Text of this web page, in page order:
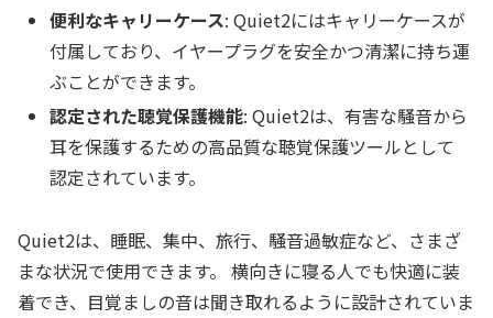
便利なキャリーケース: Quiet2にはキャリーケースが
付属しており、イヤープラグを安全かつ清潔に持ち運
ぶことができます。
認定された聴覚保護機能: Quiet2は、有害な騒音から
耳を保護するための高品質な聴覚保護ツールとして
認定されています。
Quiet2は、睡眠、集中、旅行、騒音過敏症など、さまざ
まな状況で使用できます。 横向きに寝る人でも快適に装
着でき、目覚ましの音は聞き取れるように設計されていま